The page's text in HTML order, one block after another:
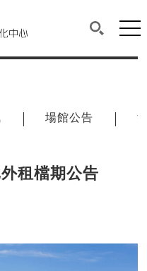
心
網站主要連結。
中心
搜尋(開
網
容區。
場館公告
租檔期公告
享至facebook
窗分享至line
新視窗分享至twitter